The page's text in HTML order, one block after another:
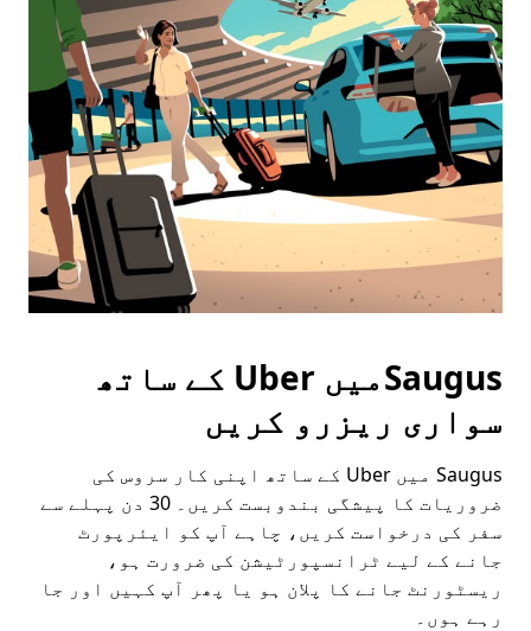
Saugusمیں Uber کے ساتھ
سواری ریزرو کریں
Saugus میں Uber کے ساتھ اپنی کار سروس کی
ضروریات کا پیشگی بندوبست کریں۔ 30 دن پہلے سے
سفر کی درخواست کریں، چاہے آپ کو ایئرپورٹ
جانے کے لیے ٹرانسپورٹیشن کی ضرورت ہو،
ریسٹورنٹ جانے کا پلان ہو یا پھر آپ کہیں اور جا
رہے ہوں۔